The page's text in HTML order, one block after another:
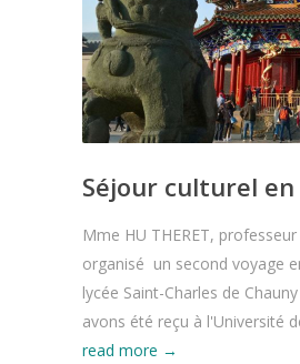
Séjour culturel en
Mme HU THERET,
organisé un second voyage
lycée Saint-Charles de
avons été reçu à l'Université
read more →